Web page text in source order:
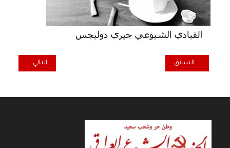
المقال السابق: أتفاقية خورعبد الله "المذلّة" تنازل جديد للأطماع الكويتية
السابق المقال التالي:
التالي